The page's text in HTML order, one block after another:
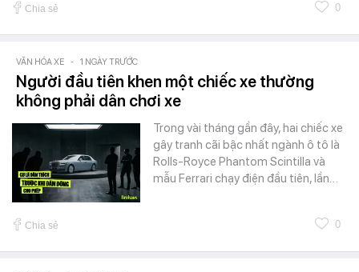
Chia sẻ 0
VĂN HÓA XE - 1 NGÀY TRƯỚC
Người đầu tiên khen một chiếc xe thường
không phải dân chơi xe
Trong vài tháng gần đây, hai chiếc xe
gây tranh cãi bậc nhất ngành ô tô là
Rolls-Royce Phantom Scintilla và
mẫu Ferrari chạy điện đầu tiên, lần…
Chia sẻ 0